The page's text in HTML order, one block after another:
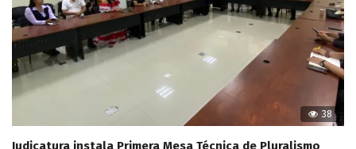
38
Judicatura instala Primera Mesa Técnica de Pluralismo